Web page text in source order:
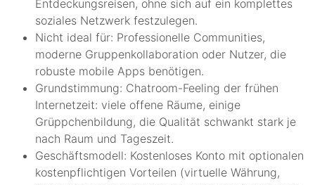
Entdeckungsreisen, ohne sich auf ein komplettes
soziales Netzwerk festzulegen.
Nicht ideal für: Professionelle Communities,
moderne Gruppenkollaboration oder Nutzer, die
robuste mobile Apps benötigen.
Grundstimmung: Chatroom-Feeling der frühen
Internetzeit: viele offene Räume, einige
Grüppchenbildung, die Qualität schwankt stark je
nach Raum und Tageszeit.
Geschäftsmodell: Kostenloses Konto mit optionalen
kostenpflichtigen Vorteilen (virtuelle Währung,